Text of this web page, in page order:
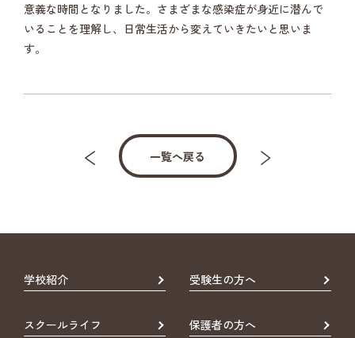
意義な時間となりました。さまざまな感染症が身近に潜んで
いることを理解し、日常生活から変えていきたいと思いま
す。
一覧へ戻る
学校紹介 受験生の方へ
スクールライフ 保護者の方へ